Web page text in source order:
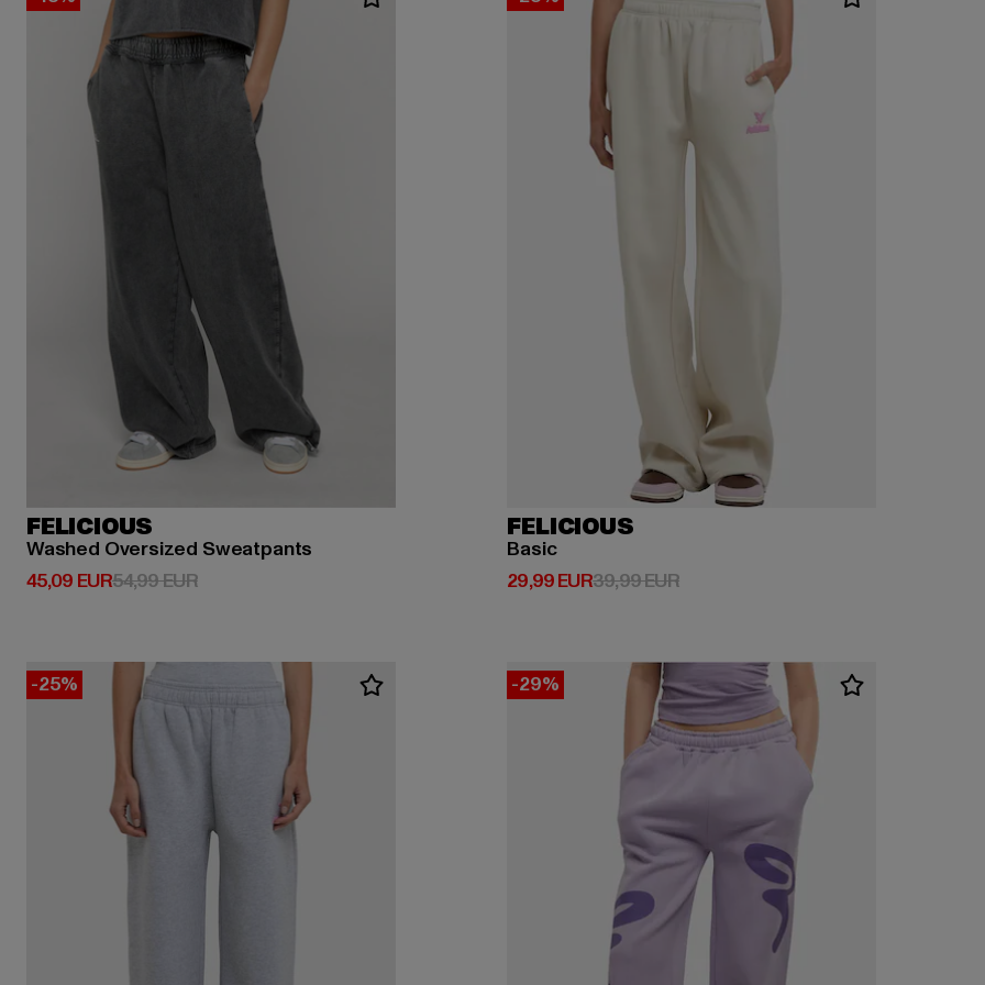
FELICIOUS
Washed Oversized Sweatpants
45,09 EUR
Derzeitiger Preis: 45,09 EUR
54,99 EURAktionspreis: 54,99 EUR
FELICIOUS
Basic
29,99 EUR
Derzeitiger Preis: 29,99 EUR
39,99 EURAktionspreis: 39,99 EUR
-25% -29%